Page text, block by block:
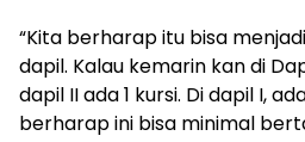
“Kita berharap itu bisa
dapil. Kalau kemarin kan di
dapil II ada 1 kursi. Di dapil I,
berharap ini bisa minimal